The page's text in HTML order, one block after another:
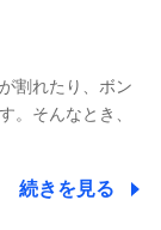
する情報を提
うため
割れたり、ボン
。そんなとき、
続きを見る